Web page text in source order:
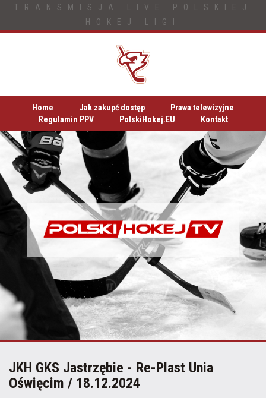
TRANSMISJA LIVE POLSKIEJ
HOKEJ LIGI
Home Jak zakupć dostęp
Prawa telewizyjne
Regulamin PPV
PolskiHokej.EU Kontakt
JKH GKS Jastrzębie - Re-Plast Unia
Oświęcim / 18.12.2024